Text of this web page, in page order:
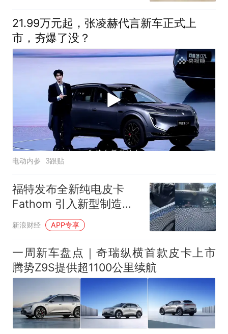
21.99万元起，张凌赫代言新车正式上
市，夯爆了没？
电动内参 3跟贴
福特发布全新纯电皮卡
Fathom 引入新型制造架
构布局入门级市场
新浪财经 APP专享
一周新车盘点｜奇瑞纵横首款皮卡上市
腾势Z9S提供超1100公里续航